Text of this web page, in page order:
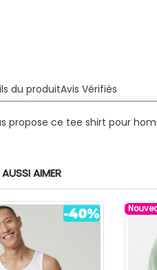
du produitAvis Vérifiés
propose ce tee shirt pour
AIMER